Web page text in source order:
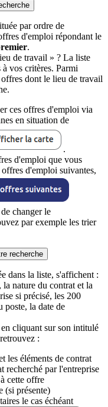
par ordre de
d'emploi répondant le
.
de travail » ? La liste
vos critères. Parmi
dont le lieu de travail
ces offres d'emploi via
en situation de
.
d'emploi que vous
d'emploi suivantes,
changer le
par exemple les trier
recherche
dans la liste, s'affichent :
nature du contrat et la
si précisé, les 200
poste, la date de
cliquant sur son intitulé
:
les éléments de contrat
recherché par l'entreprise
cette offre
(si présente)
le cas échéant